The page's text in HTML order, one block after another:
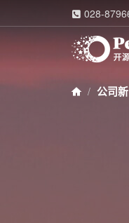
 028-
 公司